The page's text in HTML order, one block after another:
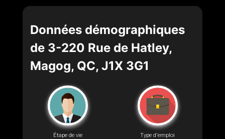
Données démographiques
de 3-220 Rue de Hatley,
Magog, QC, J1X 3G1
Étape de vie Type d'emploi